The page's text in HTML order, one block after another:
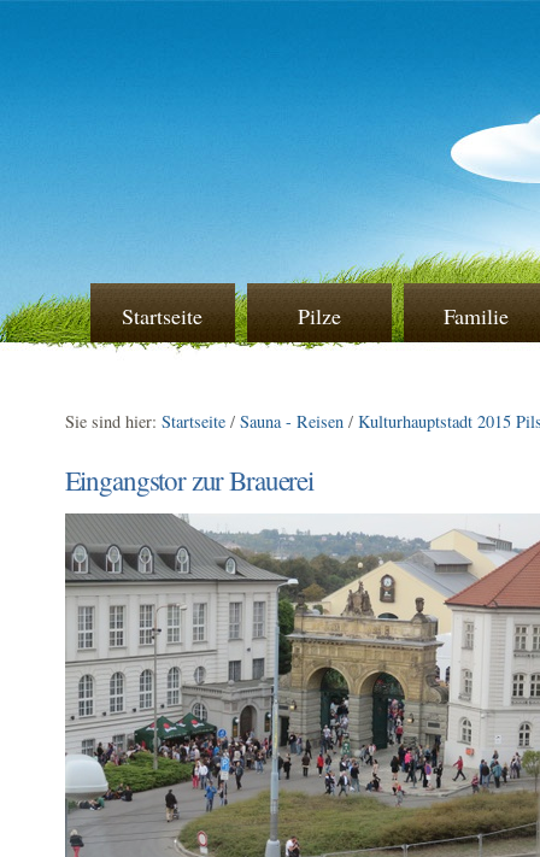
Startseite Pilze Familie
Sie sind hier: Startseite / Sauna - Reisen / Kulturhauptstadt 2015
Eingangstor zur Brauerei